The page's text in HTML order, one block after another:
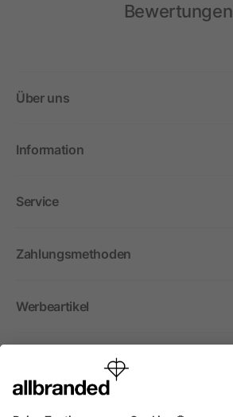
Bewertungen
Über uns
Information
Service
Zahlungsmethoden
Werbeartikel
International